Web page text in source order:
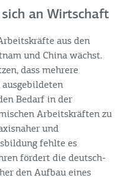
an Wirtschaft
aus den
und China wächst.
dass mehrere
Bedarf in der
Arbeitskräften zu
und
fehlte es
fördert die deutsch-
den Aufbau eines